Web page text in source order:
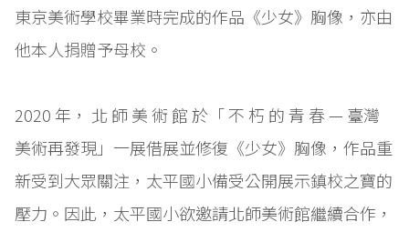
東京美術學校畢業時完成的作品《少女》胸像，亦由
他本人捐贈予母校。
2020 年， 北 師 美 術 館 於「 不 朽 的 青 春 — 臺灣
美術再發現」一展借展並修復《少女》胸像，作品重
新受到大眾關注，太平國小備受公開展示鎮校之寶的
壓力。因此，太平國小欲邀請北師美術館繼續合作，